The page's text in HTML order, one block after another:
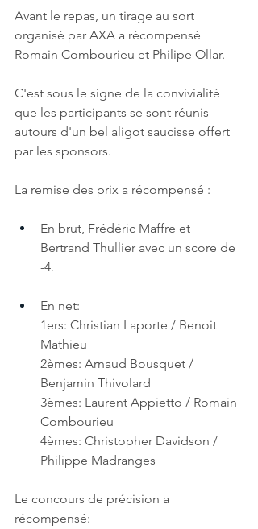
Avant le repas, un tirage au sort
organisé par AXA a récompensé
Romain Combourieu et Philipe Ollar.
C'est sous le signe de la convivialité
que les participants se sont réunis
autours d'un bel aligot saucisse offert
par les sponsors.
La remise des prix a récompensé :
En brut, Frédéric Maffre et
Bertrand Thullier avec un score de
-4.
En net:
1ers: Christian Laporte / Benoit
Mathieu
2èmes: Arnaud Bousquet /
Benjamin Thivolard
3èmes: Laurent Appietto / Romain
Combourieu
4èmes: Christopher Davidson /
Philippe Madranges
Le concours de précision a
récompensé: